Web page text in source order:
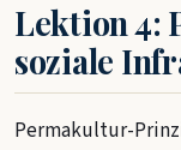
Lektion 4:
soziale
Permakultur-